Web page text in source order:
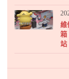
維
箱
站